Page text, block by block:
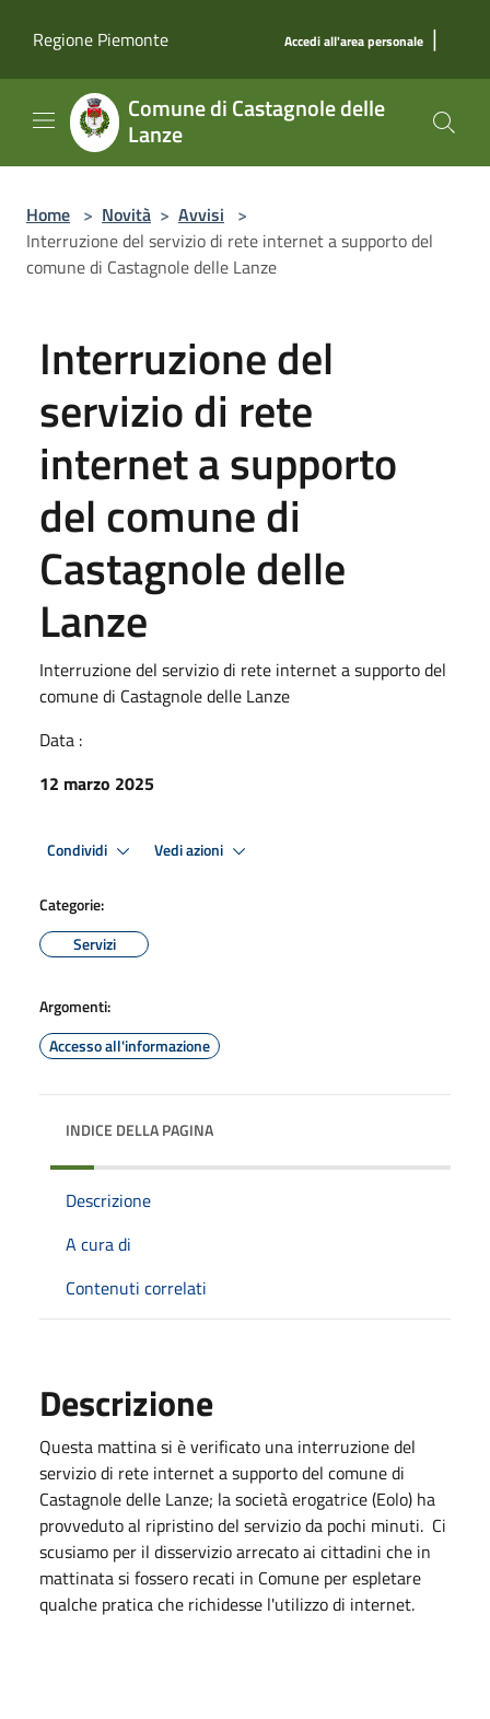
Regione Piemonte
Accedi all'area personale |
Comune di Castagnole delle
Lanze
Home > Novità > Avvisi >
Interruzione del servizio di rete internet a supporto del
comune di Castagnole delle Lanze
Interruzione del
servizio di rete
internet a supporto
del comune di
Castagnole delle
Lanze
Interruzione del servizio di rete internet a supporto del
comune di Castagnole delle Lanze
Data :
12 marzo 2025
Condividi Vedi azioni
Categorie:
Servizi
Argomenti:
Accesso all'informazione
INDICE DELLA PAGINA
Descrizione
A cura di
Contenuti correlati
Descrizione
Questa mattina si è verificato una interruzione del
servizio di rete internet a supporto del comune di
Castagnole delle Lanze; la società erogatrice (Eolo) ha
provveduto al ripristino del servizio da pochi minuti. Ci
scusiamo per il disservizio arrecato ai cittadini che in
mattinata si fossero recati in Comune per espletare
qualche pratica che richidesse l'utilizzo di internet.